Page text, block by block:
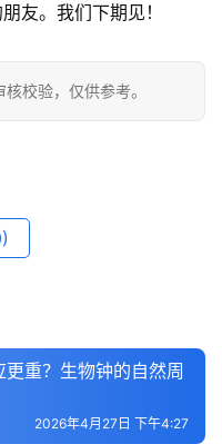
友。我们下期见！
校验，仅供参考。
重？生物钟的自然周
2026年4月27日 下午4:27